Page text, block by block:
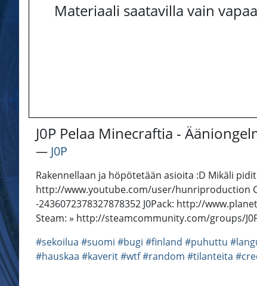
Materiaali saatavilla vain
J0P Pelaa Minecraftia -
― J0P
Rakennellaan ja höpötetään asioita :D Mikäli
http://www.youtube.com/user/hunriproduction
-2436072378327878352 J0Pack: http://
Steam: » http://steamcommunity.com/groups/
#sekoilua #suomi #bugi #finland #puhuttu
#hauskaa #kaverit#wtf#random #tilanteita